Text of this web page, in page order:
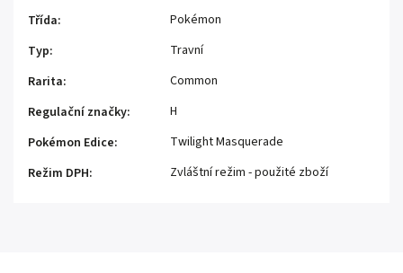
Třída:
Pokémon
Typ:
Travní
Rarita:
Common
Regulační značky:
H
Pokémon Edice:
Twilight Masquerade
Režim DPH: Zvláštní režim - použité zboží